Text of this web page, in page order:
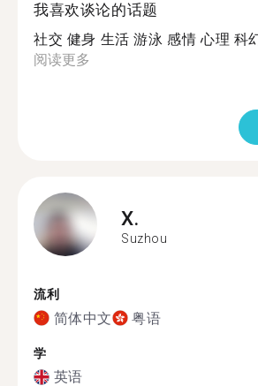
我喜欢谈论的话题
社交 健身 生活 游泳 感情 心理 科
阅读更多
X.
Suzhou
流利
简体中文 粤语
学
英语